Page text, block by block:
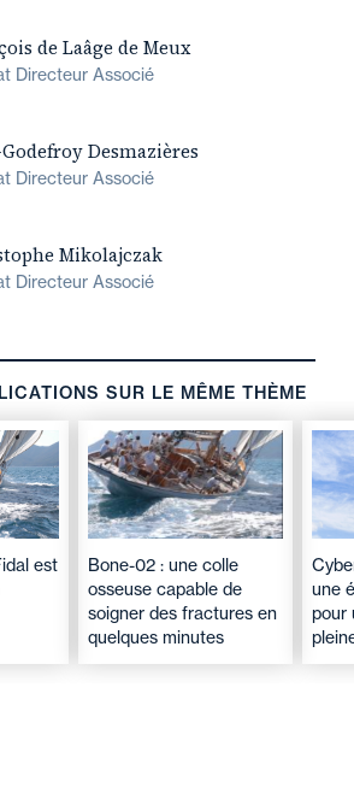
de Laâge de Meux
Directeur Associé
Desmazières
Directeur Associé
Mikolajczak
Directeur Associé
SUR LE MÊME THÈME
est
Bone-02 : une colle
osseuse capable de
soigner des fractures en
quelques minutes
une
pour